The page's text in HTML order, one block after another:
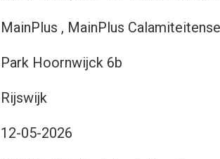
MainPlus , MainPlus
Park Hoornwijck 6b
Rijswijk
12-05-2026